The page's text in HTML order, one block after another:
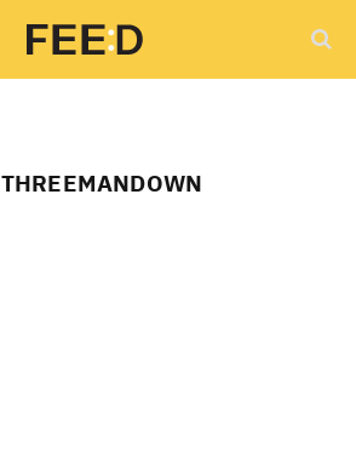
THREEMANDOWN